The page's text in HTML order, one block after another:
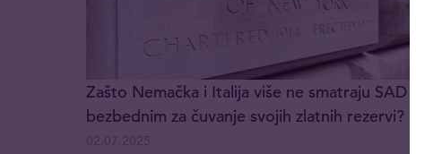
Zašto Nemačka i Italija više ne smatraju SAD
bezbednim za čuvanje svojih zlatnih rezervi?